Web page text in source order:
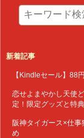
新着記事
【Kindleセール】88
恋せよまやかし天使
定！限定グッズと特
阪神タイガース×仕事
め